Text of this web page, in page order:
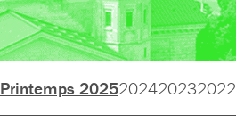
Printemps 2025202420232022